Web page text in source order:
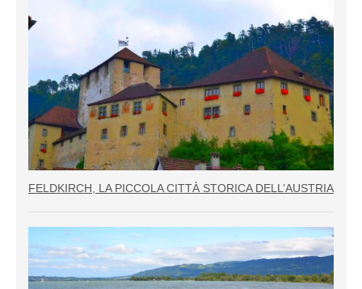
FELDKIRCH, LA PICCOLA CITTÀ STORICA DELL’AUSTRIA